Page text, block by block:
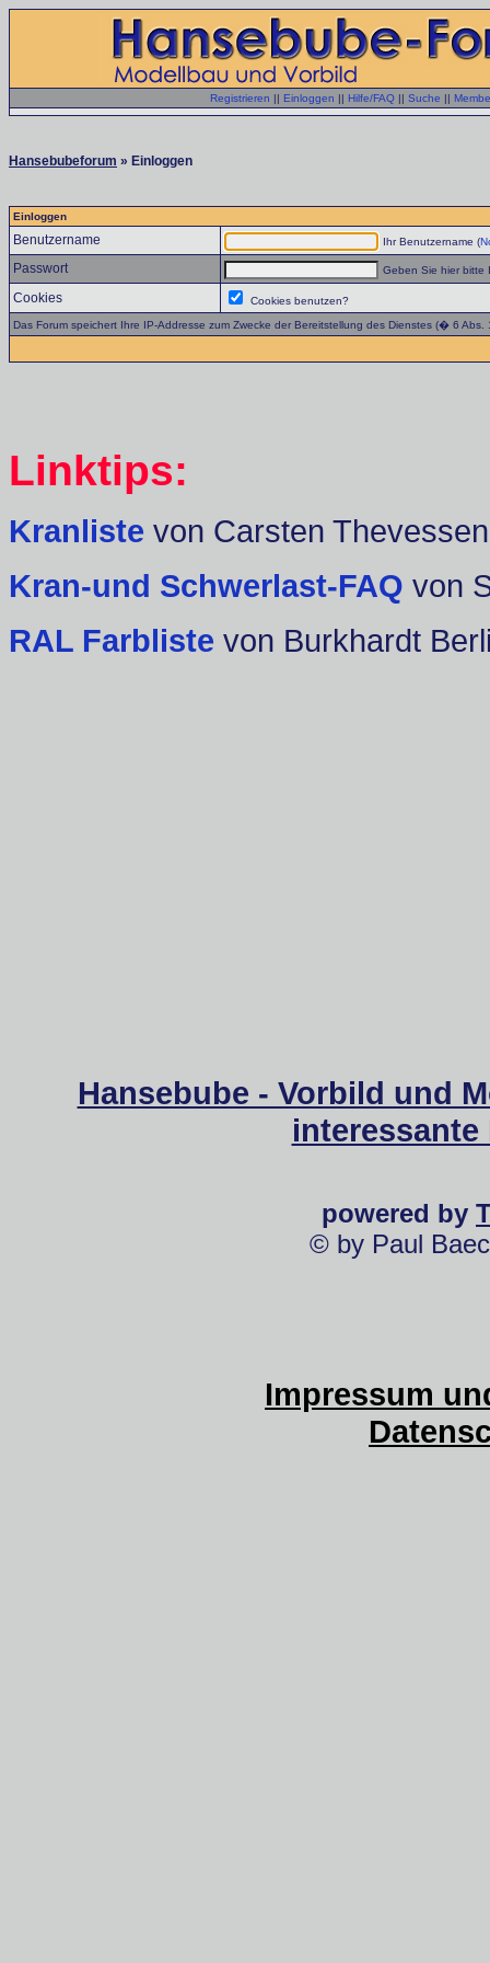
Registrieren || Einloggen || Hilfe/FAQ || Suche ||
Hansebubeforum » Einloggen
Einloggen
Benutzername Ihr Benutzername (
Passwort Geben Sie hier bitte
Cookies
Cookies benutzen?
Das Forum speichert Ihre IP-Addresse zum Zwecke der Bereitstellung des Dienstes (� 6
Linktips:
Kranliste von Carsten Thevessen
Kran-und Schwerlast-FAQ von
RAL Farbliste von Burkhardt
Hansebube - Vorbild und
powered by
© by Paul
Impressum